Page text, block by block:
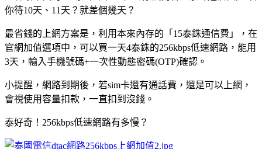
你待10天、11天？就差個幾天？
最省錢的上網方案是，利用本來內存的「15泰銖通信費」，在
官網加值選項中，可以買一天4泰銖的256kbps低速網路，能用
3天，輸入手機號碼+一次性動態密碼(OTP)確認。
小提醒，網路到期後，若sim卡還有通話費，還是可以上網，
會視使用容量扣款，一直扣到沒錢。
泰好奇！256kbps低速網路有多慢？